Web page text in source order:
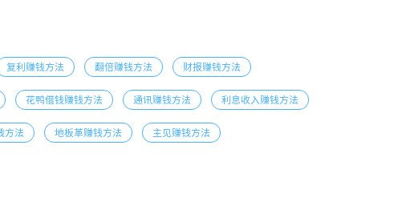
复利赚钱方法 翻倍赚钱方法 财报赚钱方法
花鸭借钱赚钱方法 通讯赚钱方法 利息收入赚钱方法
方法 地板革赚钱方法 主见赚钱方法